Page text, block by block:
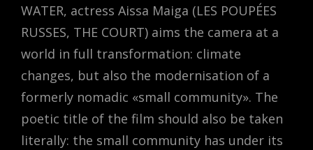
WATER, actress Aissa Maiga (LES POUPÉES
RUSSES, THE COURT) aims the camera at a
world in full transformation: climate
changes, but also the modernisation of a
formerly nomadic «small community». The
poetic title of the film should also be taken
literally: the small community has under its